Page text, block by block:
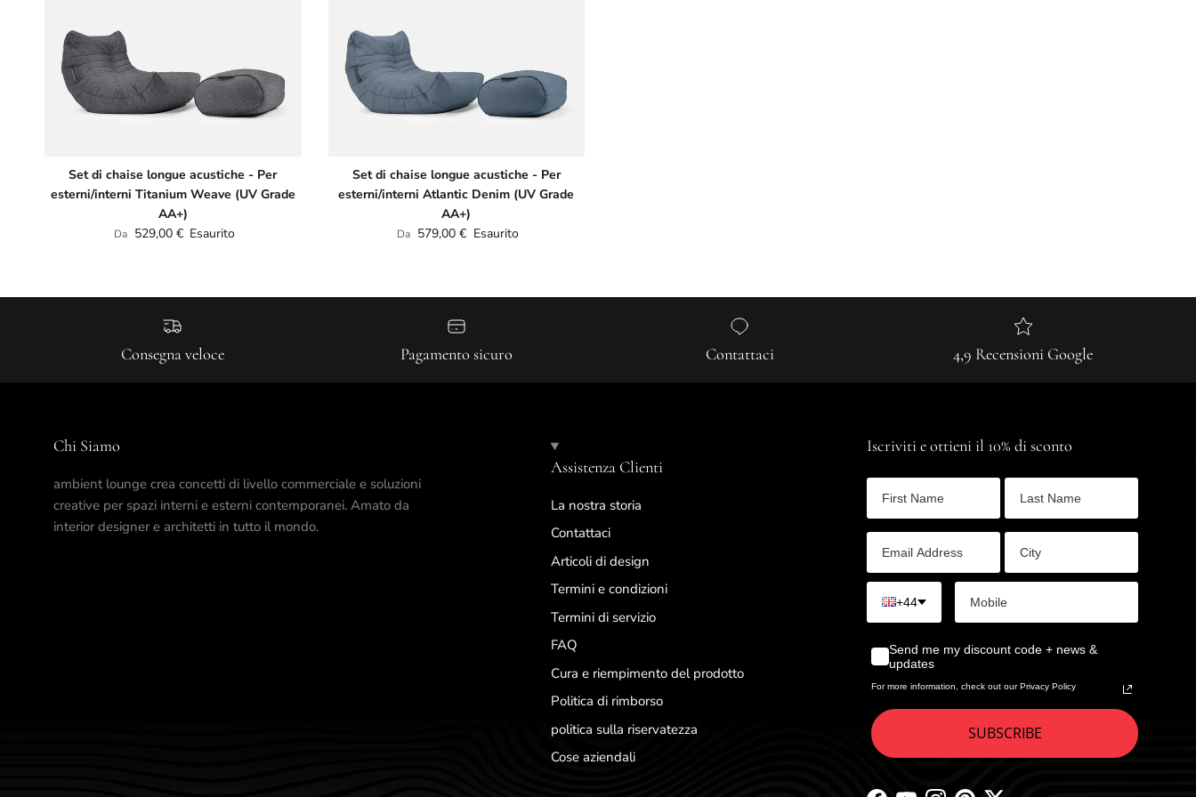
Set di chaise longue acustiche - Per
esterni/interni Titanium Weave (UV Grade
AA+)
Prezzo normale
Da 529,00 € Esaurito
Set di chaise longue acustiche - Per
esterni/interni Atlantic Denim (UV Grade
AA+)
Prezzo normale
Da 579,00 € Esaurito
Consegna veloce Pagamento sicuro Contattaci 4,9 Recensioni Google
Chi Siamo
ambient lounge crea concetti di livello commerciale e soluzioni
creative per spazi interni e esterni contemporanei. Amato da
interior designer e architetti in tutto il mondo.
Assistenza Clienti
La nostra storia
Contattaci
Articoli di design
Termini e condizioni
Termini di servizio
FAQ
Cura e riempimento del prodotto
Politica di rimborso
politica sulla riservatezza
Cose aziendali
Iscriviti e ottieni il 10% di sconto
+44
Send me my discount code + news &
updates
For more information, check out our Privacy Policy
SUBSCRIBE